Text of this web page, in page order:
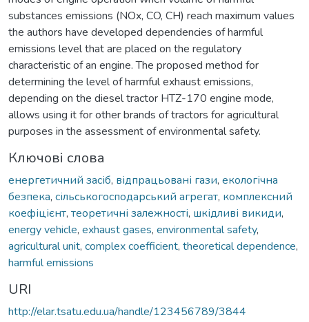
substances emissions (NOx, CO, CH) reach maximum values
the authors have developed dependencies of harmful
emissions level that are placed on the regulatory
characteristic of an engine. The proposed method for
determining the level of harmful exhaust emissions,
depending on the diesel tractor HTZ-170 engine mode,
allows using it for other brands of tractors for agricultural
purposes in the assessment of environmental safety.
Ключові слова
енергетичний засіб, відпрацьовані гази, екологічна
безпека, сільськогосподарський агрегат, комплексний
коефіцієнт, теоретичні залежності, шкідливі викиди,
energy vehicle, exhaust gases, environmental safety,
agricultural unit, complex coefficient, theoretical dependence,
harmful emissions
URI
http://elar.tsatu.edu.ua/handle/123456789/3844